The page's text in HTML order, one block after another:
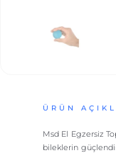
ÜRÜN
Msd El Egzersiz
bileklerin